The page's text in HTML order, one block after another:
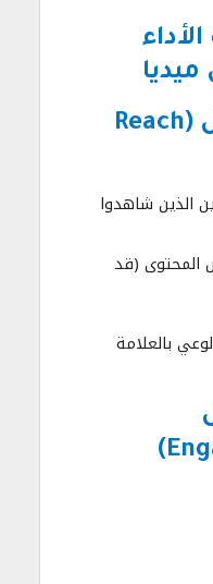
1) مؤشرات الوصول (Reach
الذين شاهدوا
المحتوى (قد
بالعلامة